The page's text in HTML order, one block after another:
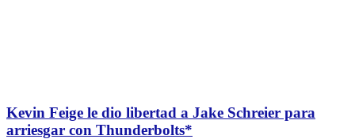
Kevin Feige le dio libertad a Jake Schreier para
arriesgar con Thunderbolts*